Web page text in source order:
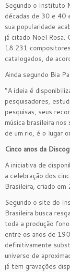
Segundo o Instituto
décadas de 30 e 40
sua popularidade
já citado Noel Rosa.
18.231
catalogados, de
Ainda segundo Bia
“A ideia é
pesquisadores,
pesquisas, seus
música brasileira
de um rio, é o lugar
Cinco anos da
A iniciativa de
a celebração dos
Brasileira, criado em
Segundo o site do
Brasileira busca
toda a produção
entre os anos de
definitivamente
universo de
já tem gravações